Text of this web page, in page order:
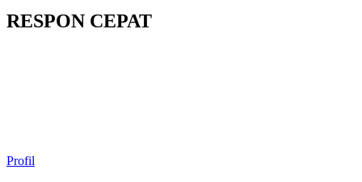
RESPON CEPAT
Profil